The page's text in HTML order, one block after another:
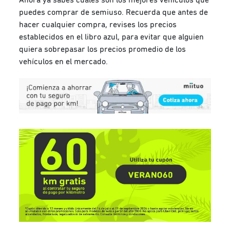
puedes comprar de semiuso. Recuerda que antes de
hacer cualquier compra, revises los precios
establecidos en el libro azul, para evitar que alguien
quiera sobrepasar los precios promedio de los
vehículos en el mercado.